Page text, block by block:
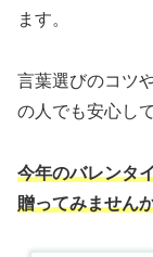
ます。
言葉選びのコツ
の人でも安心し
今年のバレンタ
贈ってみません